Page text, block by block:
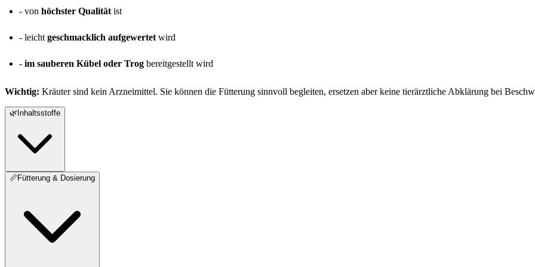
- von höchster Qualität ist
- leicht geschmacklich aufgewertet wird
- im sauberen Kübel oder Trog bereitgestellt wird
Wichtig: Kräuter sind kein Arzneimittel. Sie können die Fütterung sinnvoll begleiten, ersetzen aber keine tierärztliche Abklärung bei
🌿 Inhaltsstoffe
📏Fütterung & Dosierung